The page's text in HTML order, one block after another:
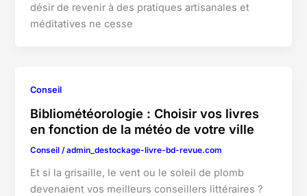
désir de revenir à des pratiques artisanales et
méditatives ne cesse
Conseil
Bibliométéorologie : Choisir vos livres
en fonction de la météo de votre ville
Conseil /admin_destockage-livre-bd-revue.com
Et si la grisaille, le vent ou le soleil de plomb
devenaient vos meilleurs conseillers littéraires ?